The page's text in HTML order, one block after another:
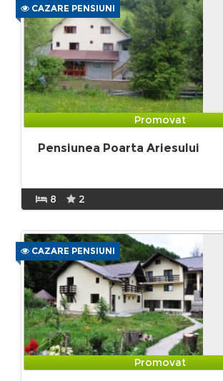
CAZARE PENSIUNI
Promovat
Pensiunea Poarta Ariesului
8 2
CAZARE PENSIUNI
Promovat